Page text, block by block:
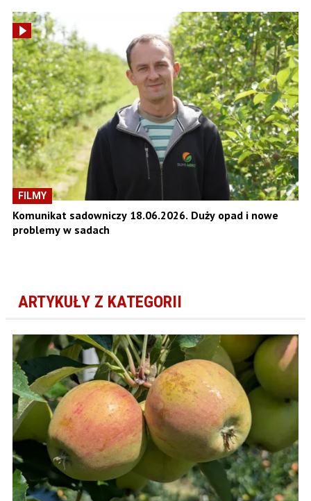
FILMY
Komunikat sadowniczy 18.06.2026. Duży opad i nowe
problemy w sadach
ARTYKUŁY Z KATEGORII